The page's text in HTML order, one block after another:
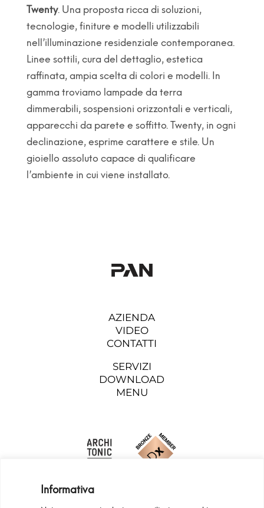
Informativa
Twenty. Una proposta ricca di soluzioni,
tecnologie, finiture e modelli utilizzabili
nell’illuminazione residenziale contemporanea.
Linee sottili, cura del dettaglio, estetica
raffinata, ampia scelta di colori e modelli. In
gamma troviamo lampade da terra
dimmerabili, sospensioni orizzontali e verticali,
apparecchi da parete e soffitto. Twenty, in ogni
declinazione, esprime carattere e stile. Un
gioiello assoluto capace di qualificare
l’ambiente in cui viene installato.
AZIENDA
VIDEO
CONTATTI
SERVIZI
DOWNLOAD
MENU